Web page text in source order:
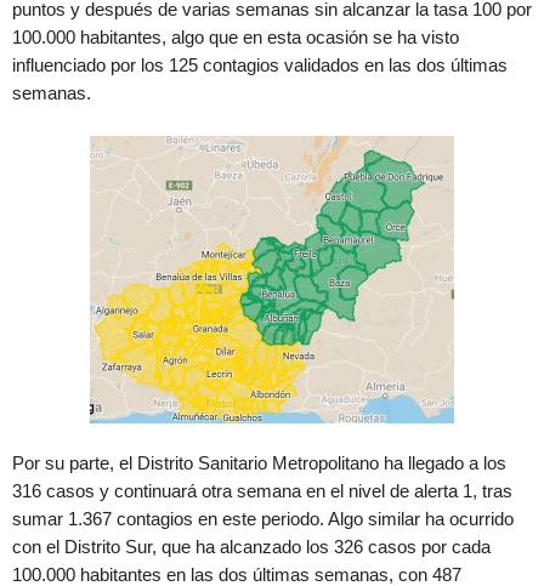
puntos y después de varias semanas sin alcanzar la tasa 100 por
100.000 habitantes, algo que en esta ocasión se ha visto
influenciado por los 125 contagios validados en las dos últimas
semanas.
Por su parte, el Distrito Sanitario Metropolitano ha llegado a los
316 casos y continuará otra semana en el nivel de alerta 1, tras
sumar 1.367 contagios en este periodo. Algo similar ha ocurrido
con el Distrito Sur, que ha alcanzado los 326 casos por cada
100.000 habitantes en las dos últimas semanas, con 487